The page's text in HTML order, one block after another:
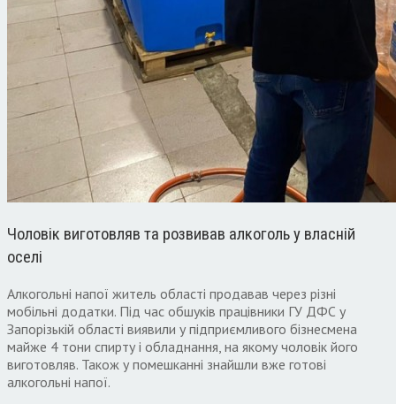
Чоловік виготовляв та розвивав алкоголь у власній
оселі
Алкогольні напої житель області продавав через різні
мобільні додатки. Під час обшуків працівники ГУ ДФС у
Запорізькій області виявили у підприємливого бізнесмена
майже 4 тони спирту і обладнання, на якому чоловік його
виготовляв. Також у помешканні знайшли вже готові
алкогольні напої.